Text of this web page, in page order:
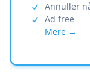
Annuller
Ad free
Mere →